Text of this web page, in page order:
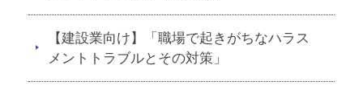
【建設業向け】「職場で起きがちなハラス
メントトラブルとその対策」